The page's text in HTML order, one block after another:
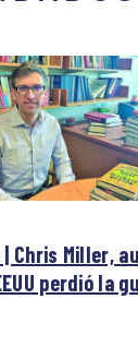
| Chris Miller,
perdió la